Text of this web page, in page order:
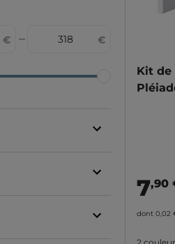
Kit de
7,90
dont 0,02
2